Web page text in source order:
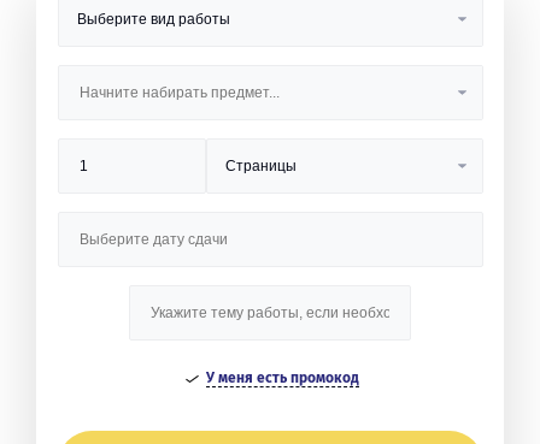
У меня есть промокод